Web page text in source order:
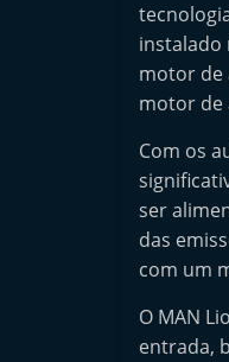
instalado
motor de
motor de
Com os
ser
das
com um
O MAN
entrada,